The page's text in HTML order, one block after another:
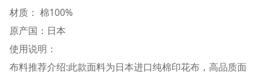
材质： 棉100%
原产国：日本
使用说明：
布料推荐介绍:此款面料为日本进口纯棉印花布，高品质面